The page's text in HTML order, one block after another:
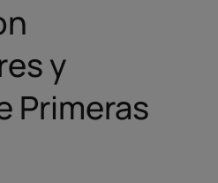
y
Primeras